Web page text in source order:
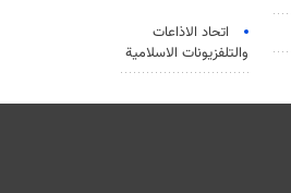
اتحاد الاذاعات
والتلفزيونات الاسلامية